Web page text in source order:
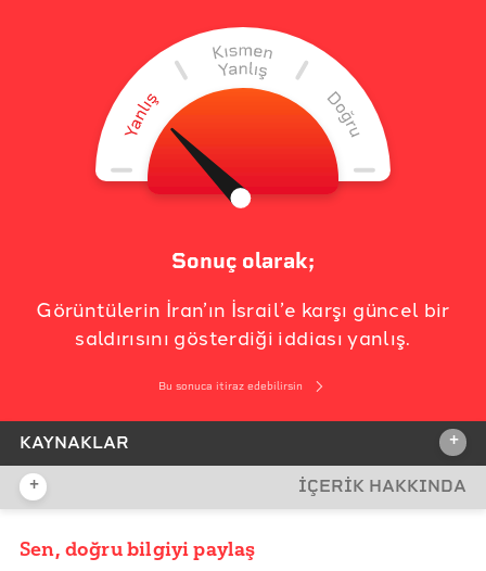
Sonuç olarak;
Görüntülerin İran’ın İsrail’e karşı güncel bir
saldırısını gösterdiği iddiası yanlış.
Bu sonuca itiraz edebilirsin
KAYNAKLAR +
İDDİA KAYNAĞI
İddia Bağlantısı
+ İÇERİK HAKKINDA
YAYIN TARİHİ
Sen, doğru bilgiyi paylaş